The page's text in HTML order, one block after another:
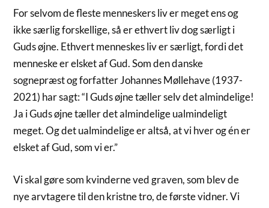
For selvom de fleste menneskers liv er meget ens og
ikke særlig forskellige, så er ethvert liv dog særligt i
Guds øjne. Ethvert menneskes liv er særligt, fordi det
menneske er elsket af Gud. Som den danske
sognepræst og forfatter Johannes Møllehave (1937-
2021) har sagt: “I Guds øjne tæller selv det almindelige!
Ja i Guds øjne tæller det almindelige ualmindeligt
meget. Og det ualmindelige er altså, at vi hver og én er
elsket af Gud, som vi er.”
Vi skal gøre som kvinderne ved graven, som blev de
nye arvtagere til den kristne tro, de første vidner. Vi